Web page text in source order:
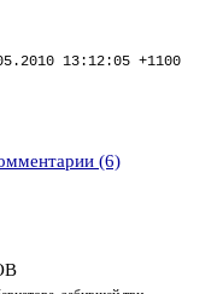
13:12:05 +1100
(6)